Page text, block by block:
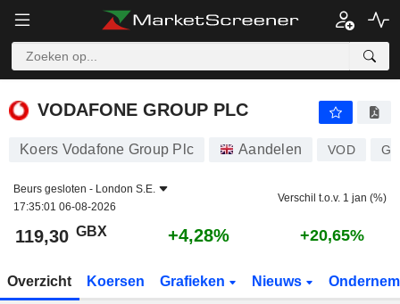
VODAFONE GROUP PLC
VODAFONE GROUP PLC
Koers Vodafone Group Plc Aandelen VOD
Beurs gesloten - London S.E.
17:35:01 06-08-2026
Verschil t.o.v. 1 jan (%)
119,30 GBX +4,28% +20,65%
Overzicht Koersen Grafieken Nieuws